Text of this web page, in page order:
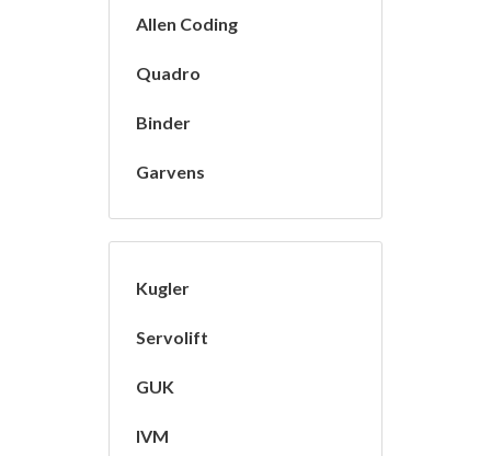
Allen Coding
Quadro
Binder
Garvens
Kugler
Servolift
GUK
IVM